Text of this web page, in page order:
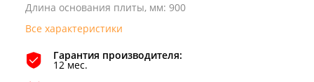
Длина основания плиты, мм: 900
Все характеристики
Гарантия производителя:
12 мес.